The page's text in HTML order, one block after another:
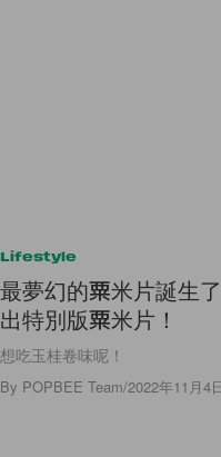
Lifestyle
最夢幻的粟米片誕生
出特別版粟米片！
想吃玉桂卷味呢！
By POPBEE Team/2022年11月4